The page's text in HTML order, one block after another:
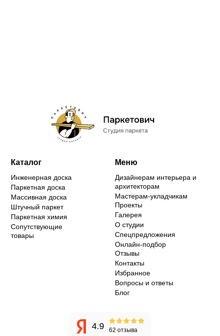
Каталог
Инженерная доска
Паркетная доска
Массивная доска
Штучный паркет
Паркетная химия
Сопутствующие
товары
Меню
Дизайнерам интерьера и
архитекторам
Мастерам-укладчикам
Проекты
Галерея
О студии
Спецпредложения
Онлайн-подбор
Отзывы
Контакты
Избранное
Вопросы и ответы
Блог
4.9 62 отзыва